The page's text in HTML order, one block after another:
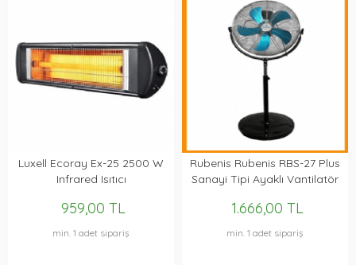
Luxell Ecoray Ex-25 2500 W
Infrared Isıtıcı
959,00 TL
min. 1 adet sipariş
Rubenis Rubenis RBS-27 Plus
Sanayi Tipi Ayaklı Vantilatör
1.666,00 TL
min. 1 adet sipariş